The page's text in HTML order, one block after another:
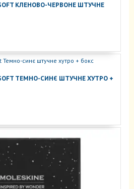
КЛЕНОВО-ЧЕРВОНЕ ШТУЧНЕ
ТЕМНО-СИНЄ ШТУЧНЕ ХУТРО +